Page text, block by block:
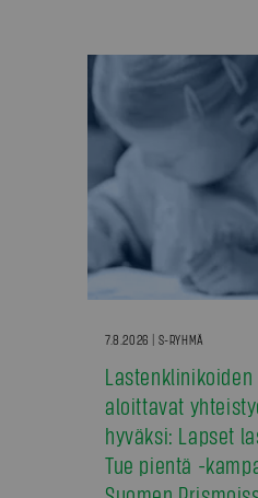
7.8.2026 | S-RYHMÄ
aloittavat
hyväksi: Lapset
Tue pientä -